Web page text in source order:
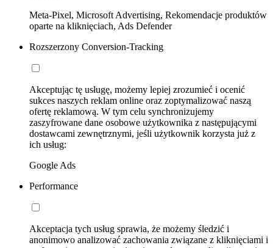
Meta-Pixel, Microsoft Advertising, Rekomendacje produktów
oparte na kliknięciach, Ads Defender
Rozszerzony Conversion-Tracking
Akceptując tę usługę, możemy lepiej zrozumieć i ocenić
sukces naszych reklam online oraz zoptymalizować naszą
ofertę reklamową. W tym celu synchronizujemy
zaszyfrowane dane osobowe użytkownika z następującymi
dostawcami zewnętrznymi, jeśli użytkownik korzysta już z
ich usług:
Google Ads
Performance
Akceptacja tych usług sprawia, że możemy śledzić i
anonimowo analizować zachowania związane z kliknięciami i